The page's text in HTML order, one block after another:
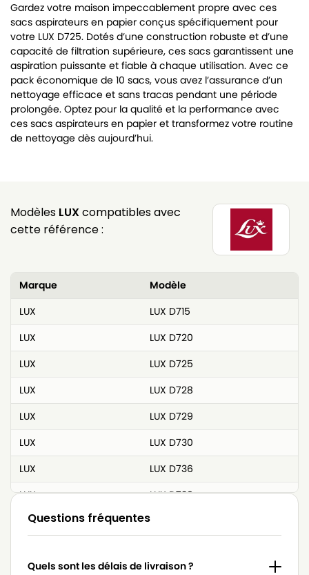
Gardez votre maison impeccablement propre avec ces
sacs aspirateurs en papier conçus spécifiquement pour
votre LUX D725. Dotés d’une construction robuste et d’une
capacité de filtration supérieure, ces sacs garantissent une
aspiration puissante et fiable à chaque utilisation. Avec ce
pack économique de 10 sacs, vous avez l’assurance d’un
nettoyage efficace et sans tracas pendant une période
prolongée. Optez pour la qualité et la performance avec
ces sacs aspirateurs en papier et transformez votre routine
de nettoyage dès aujourd’hui.
Modèles LUXcompatibles avec
cette référence :
Marque
Modèle
LUX
LUX D715
LUX
LUX D720
LUX
LUX D725
LUX
LUX D728
LUX
LUX D729
LUX
LUX D730
LUX
LUX D736
LUX
LUX D738
LUX
LUX D739
Questions fréquentes
Quels sont les délais de livraison ?